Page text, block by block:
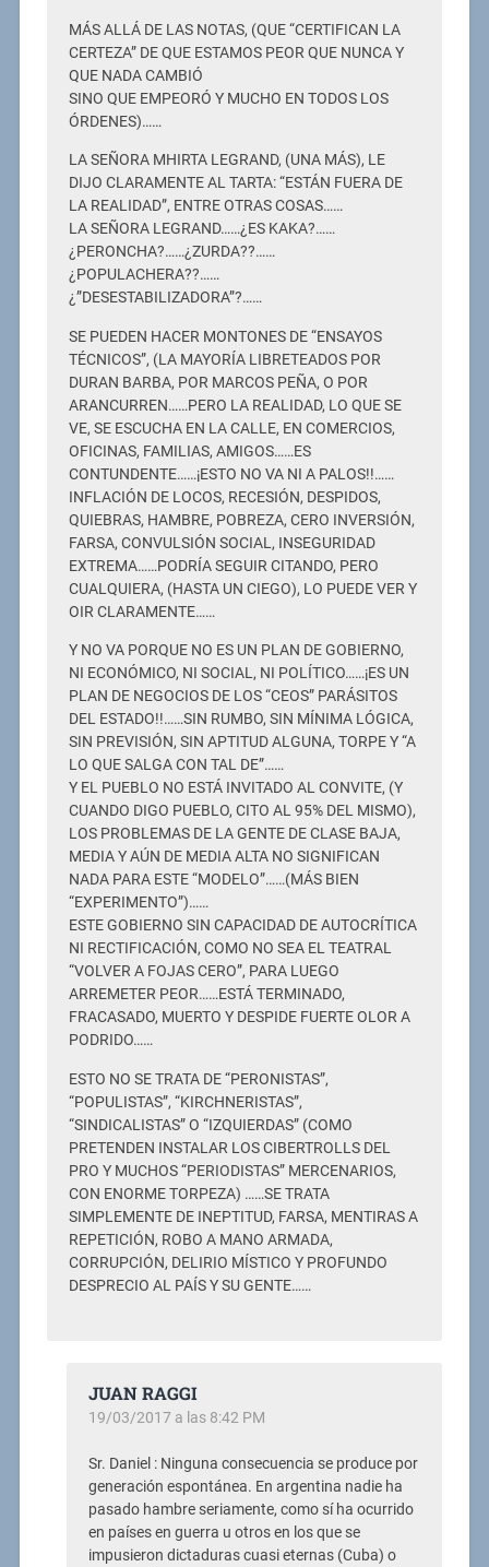
MÁS ALLÁ DE LAS NOTAS, (QUE “CERTIFICAN LA
CERTEZA” DE QUE ESTAMOS PEOR QUE NUNCA Y
QUE NADA CAMBIÓ
SINO QUE EMPEORÓ Y MUCHO EN TODOS LOS
ÓRDENES)……
LA SEÑORA MHIRTA LEGRAND, (UNA MÁS), LE
DIJO CLARAMENTE AL TARTA: “ESTÁN FUERA DE
LA REALIDAD”, ENTRE OTRAS COSAS……
LA SEÑORA LEGRAND……¿ES KAKA?……
¿PERONCHA?……¿ZURDA??……
¿POPULACHERA??……
¿”DESESTABILIZADORA”?……
SE PUEDEN HACER MONTONES DE “ENSAYOS
TÉCNICOS”, (LA MAYORÍA LIBRETEADOS POR
DURAN BARBA, POR MARCOS PEÑA, O POR
ARANCURREN……PERO LA REALIDAD, LO QUE SE
VE, SE ESCUCHA EN LA CALLE, EN COMERCIOS,
OFICINAS, FAMILIAS, AMIGOS……ES
CONTUNDENTE……¡ESTO NO VA NI A PALOS!!……
INFLACIÓN DE LOCOS, RECESIÓN, DESPIDOS,
QUIEBRAS, HAMBRE, POBREZA, CERO INVERSIÓN,
FARSA, CONVULSIÓN SOCIAL, INSEGURIDAD
EXTREMA……PODRÍA SEGUIR CITANDO, PERO
CUALQUIERA, (HASTA UN CIEGO), LO PUEDE VER Y
OIR CLARAMENTE……
Y NO VA PORQUE NO ES UN PLAN DE GOBIERNO,
NI ECONÓMICO, NI SOCIAL, NI POLÍTICO……¡ES UN
PLAN DE NEGOCIOS DE LOS “CEOS” PARÁSITOS
DEL ESTADO!!……SIN RUMBO, SIN MÍNIMA LÓGICA,
SIN PREVISIÓN, SIN APTITUD ALGUNA, TORPE Y “A
LO QUE SALGA CON TAL DE”……
Y EL PUEBLO NO ESTÁ INVITADO AL CONVITE, (Y
CUANDO DIGO PUEBLO, CITO AL 95% DEL MISMO),
LOS PROBLEMAS DE LA GENTE DE CLASE BAJA,
MEDIA Y AÚN DE MEDIA ALTA NO SIGNIFICAN
NADA PARA ESTE “MODELO”……(MÁS BIEN
“EXPERIMENTO”)……
ESTE GOBIERNO SIN CAPACIDAD DE AUTOCRÍTICA
NI RECTIFICACIÓN, COMO NO SEA EL TEATRAL
“VOLVER A FOJAS CERO”, PARA LUEGO
ARREMETER PEOR……ESTÁ TERMINADO,
FRACASADO, MUERTO Y DESPIDE FUERTE OLOR A
PODRIDO……
ESTO NO SE TRATA DE “PERONISTAS”,
“POPULISTAS”, “KIRCHNERISTAS”,
“SINDICALISTAS” O “IZQUIERDAS” (COMO
PRETENDEN INSTALAR LOS CIBERTROLLS DEL
PRO Y MUCHOS “PERIODISTAS” MERCENARIOS,
CON ENORME TORPEZA) ……SE TRATA
SIMPLEMENTE DE INEPTITUD, FARSA, MENTIRAS A
REPETICIÓN, ROBO A MANO ARMADA,
CORRUPCIÓN, DELIRIO MÍSTICO Y PROFUNDO
DESPRECIO AL PAÍS Y SU GENTE……
JUAN RAGGI
19/03/2017 a las 8:42 PM
Sr. Daniel : Ninguna consecuencia se produce por
generación espontánea. En argentina nadie ha
pasado hambre seriamente, como sí ha ocurrido
en países en guerra u otros en los que se
impusieron dictaduras cuasi eternas (Cuba) o